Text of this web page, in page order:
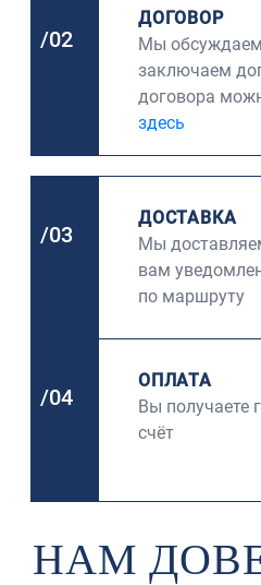
/02
ДОГОВОР
Мы
заключаем
договора
здесь
/03
ДОСТАВКА
Мы
вам
по маршруту
/04
ОПЛАТА
Вы получаете
счёт
НАМ